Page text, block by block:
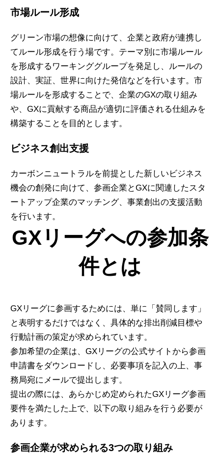
市場ルール形成
グリーン市場の想像に向けて、企業と政府が連携し
てルール形成を行う場です。テーマ別に市場ルール
を形成するワーキンググループを発足し、ルールの
設計、実証、世界に向けた発信などを行います。 市
場ルールを形成することで、企業のGXの取り組み
や、GXに貢献する商品が適切に評価される仕組みを
構築することを目的とします。
ビジネス創出支援
カーボンニュートラルを前提とした新しいビジネス
機会の創発に向けて、 参画企業とGXに関連したスタ
ートアップ企業のマッチング、事業創出の支援活動
を行います。
GXリーグへの参加条
件とは
GXリーグに参画するためには、単に「賛同します」
と表明するだけではなく、具体的な排出削減目標や
行動計画の策定が求められています。
参加希望の企業は、GXリーグの公式サイトから参画
申請書をダウンロードし、必要事項を記入の上、事
務局宛にメールで提出します。
提出の際には、あらかじめ定められたGXリーグ参画
要件を満たした上で、以下の取り組みを行う必要が
あります。
参画企業が求められる3つの取り組み